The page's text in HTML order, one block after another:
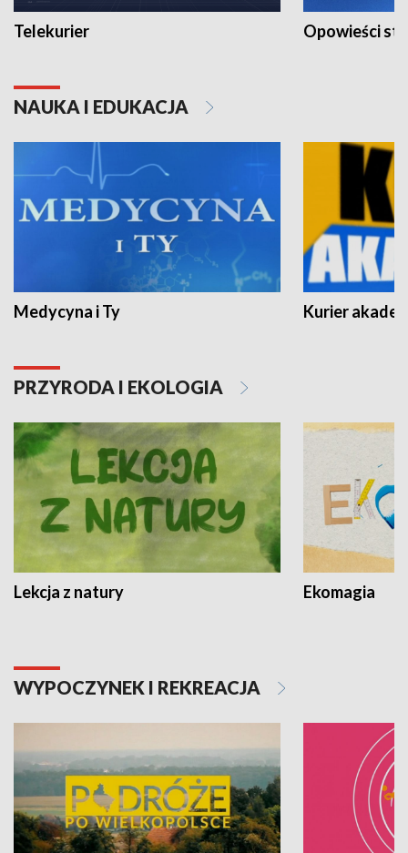
Telekurier Opowieści
NAUKA I EDUKACJA
Medycyna i Ty Kurier
PRZYRODA I EKOLOGIA
Lekcja z natury Ekomagia
WYPOCZYNEK I REKREACJA